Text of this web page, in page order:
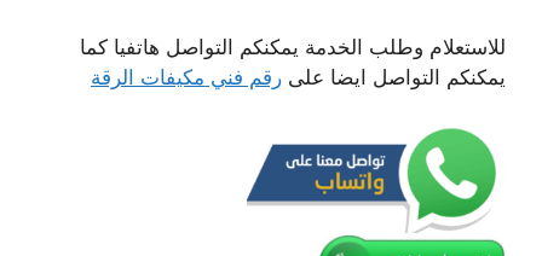
للاستعلام وطلب الخدمة يمكنكم التواصل هاتفيا كما
يمكنكم التواصل ايضا على رقم فني مكيفات الرقة